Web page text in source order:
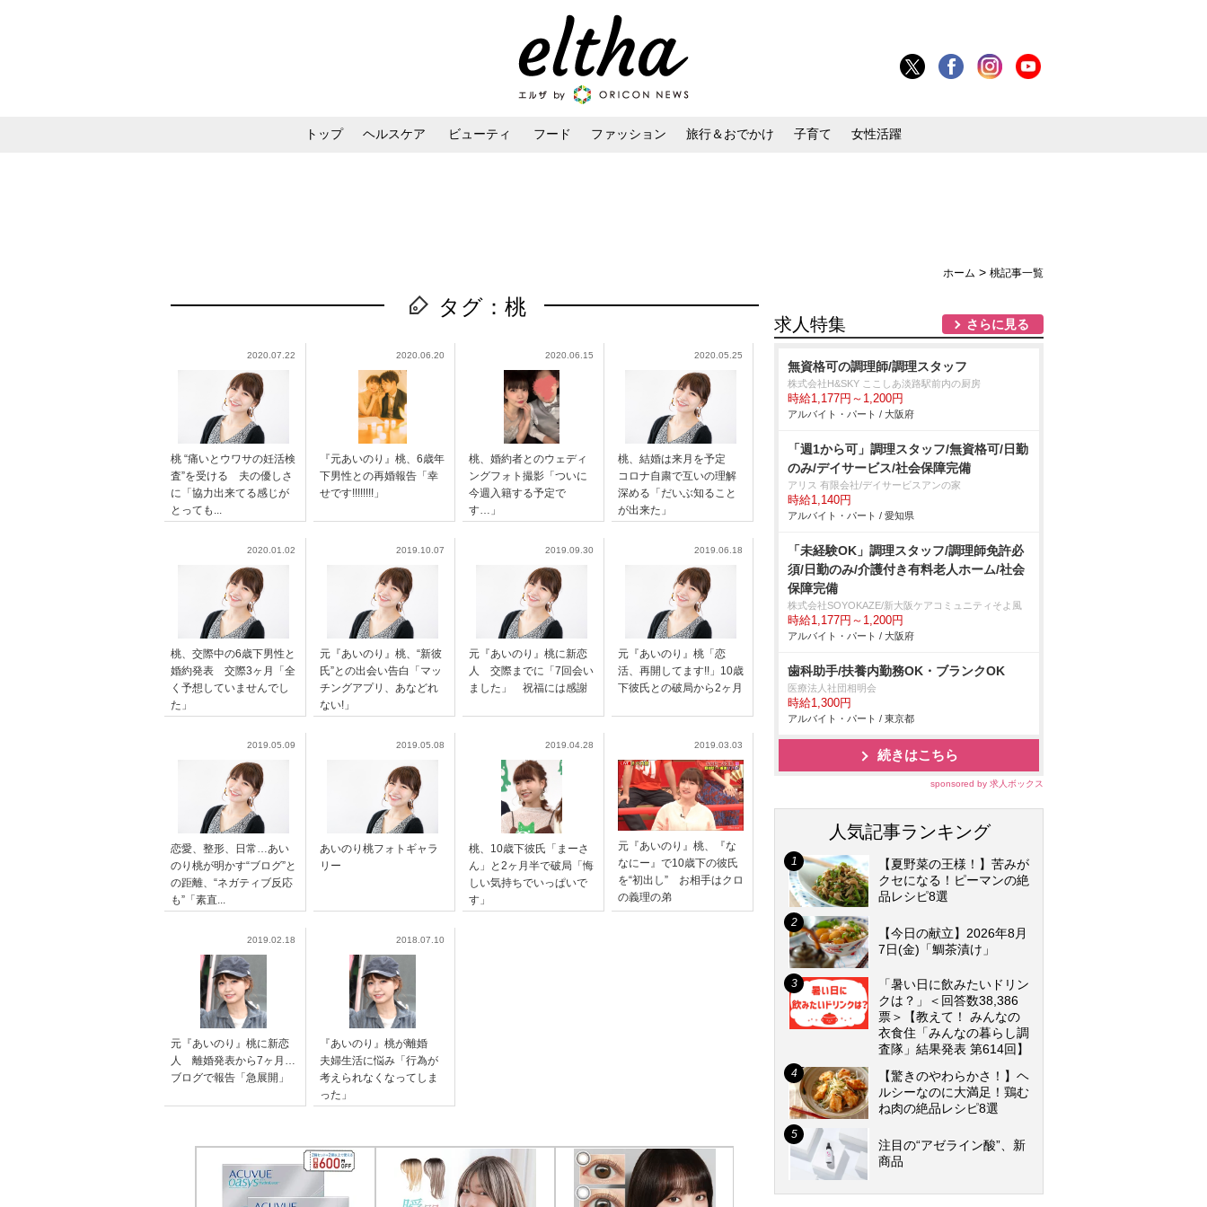
トップ ヘルスケア ビューティ フード ファッション 旅行＆おでかけ 子育て 女性活躍
ホーム > 桃記事一覧
タグ：桃
2020.07.22
桃 “痛いとウワサの妊活検
査”を受ける 夫の優しさ
に「協力出来てる感じが
とっても...
2020.06.20
『元あいのり』桃、6歳年
下男性との再婚報告「幸
せです!!!!!!!!」
2020.06.15
桃、婚約者とのウェディ
ングフォト撮影「ついに
今週入籍する予定で
す…」
2020.05.25
桃、結婚は来月を予定
コロナ自粛で互いの理解
深める「だいぶ知ること
が出来た」
2020.01.02
桃、交際中の6歳下男性と
婚約発表 交際3ヶ月「全
く予想していませんでし
た」
2019.10.07
元『あいのり』桃、“新彼
氏”との出会い告白「マッ
チングアプリ、あなどれ
ない!」
2019.09.30
元『あいのり』桃に新恋
人 交際までに「7回会い
ました」 祝福には感謝
2019.06.18
元『あいのり』桃「恋
活、再開してます!!」10歳
下彼氏との破局から2ヶ月
2019.05.09
恋愛、整形、日常…あい
のり桃が明かす“ブログ”と
の距離、“ネガティブ反応
も”「素直...
2019.05.08
あいのり桃フォトギャラ
リー
2019.04.28
桃、10歳下彼氏「まーさ
ん」と2ヶ月半で破局「悔
しい気持ちでいっぱいで
す」
2019.03.03
元『あいのり』桃、『な
なにー』で10歳下の彼氏
を“初出し” お相手はクロ
の義理の弟
2019.02.18
元『あいのり』桃に新恋
人 離婚発表から7ヶ月…
ブログで報告「急展開」
2018.07.10
『あいのり』桃が離婚
夫婦生活に悩み「行為が
考えられなくなってしま
った」
求人特集 さらに見る
無資格可の調理師/調理スタッフ
株式会社H&SKY ここしあ淡路駅前内の厨房
時給1,177円～1,200円
アルバイト・パート / 大阪府
「週1から可」調理スタッフ/無資格可/日勤
のみ/デイサービス/社会保障完備
アリス 有限会社/デイサービスアンの家
時給1,140円
アルバイト・パート / 愛知県
「未経験OK」調理スタッフ/調理師免許必
須/日勤のみ/介護付き有料老人ホーム/社会
保障完備
株式会社SOYOKAZE/新大阪ケアコミュニティそよ風
時給1,177円～1,200円
アルバイト・パート / 大阪府
歯科助手/扶養内勤務OK・ブランクOK
医療法人社団相明会
時給1,300円
アルバイト・パート / 東京都
続きはこちら
sponsored by 求人ボックス
人気記事ランキング
【夏野菜の王様！】苦みが
クセになる！ピーマンの絶
品レシピ8選
【今日の献立】2026年8月
7日(金)「鯛茶漬け」
「暑い日に飲みたいドリン
クは？」＜回答数38,386
票＞【教えて！ みんなの
衣食住「みんなの暮らし調
査隊」結果発表 第614回】
【驚きのやわらかさ！】ヘ
ルシーなのに大満足！鶏む
ね肉の絶品レシピ8選
注目の“アゼライン酸”、新
商品